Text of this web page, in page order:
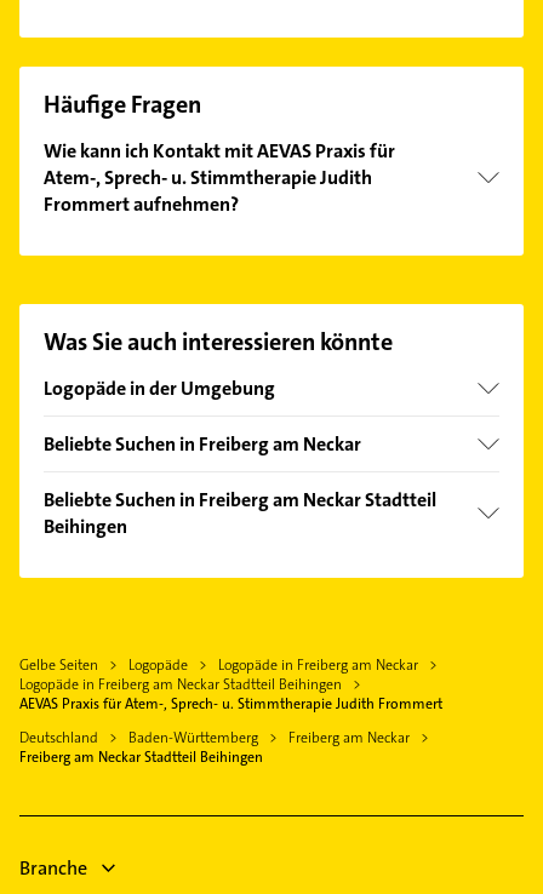
Häufige Fragen
Wie kann ich Kontakt mit AEVAS Praxis für
Atem-, Sprech- u. Stimmtherapie Judith
Frommert aufnehmen?
unserem Kontaktdaten-Bereich auswählen. Hier
finden Sie alle Kontaktdaten
Was Sie auch interessieren könnte
Logopäde in der Umgebung
Ludwigsburg Württemberg
Besigheim
Remseck am Neckar
Korb
Winnenden
Kernen im Remstal
Beliebte Suchen in Freiberg am Neckar
Physikalische Therapie
Physiotherapie
Elektriker
Elektro Reparatur
Allgemeinarzt
Beliebte Suchen in Freiberg am Neckar Stadtteil
Beihingen
Dachdecker
Bauunternehmen
Hausarzt
Allgemeinarzt
Immobilienmakler
Gelbe Seiten Logopäde
Logopäde in Freiberg am Neckar
Logopäde in Freiberg am Neckar Stadtteil Beihingen
AEVAS Praxis für Atem-, Sprech- u. Stimmtherapie Judith Frommert
Deutschland
Baden-Württemberg
Freiberg am Neckar
Freiberg am Neckar Stadtteil Beihingen
Branche